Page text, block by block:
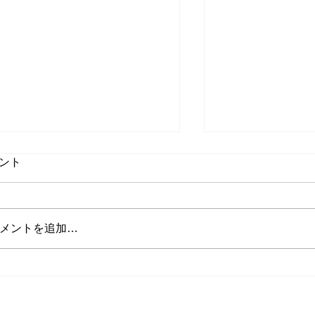
ト
ントを追加…